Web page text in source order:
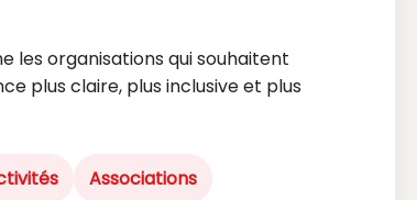
les organisations qui souhaitent
plus claire, plus inclusive et plus
Associations